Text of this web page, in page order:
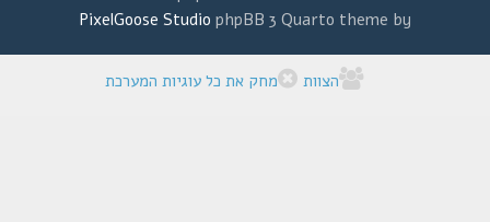
phpBB 3 Quarto theme by
PixelGoose Studio
הצוות מחק את כל עוגיות המערכת